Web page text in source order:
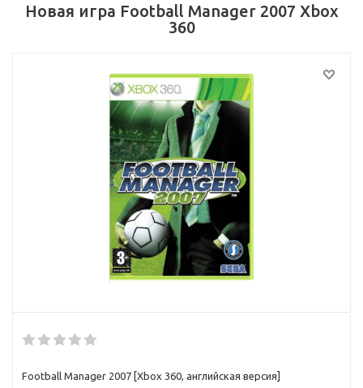
Новая игра Football Manager 2007 Xbox
360
Football Manager 2007 [Xbox 360, английская версия]